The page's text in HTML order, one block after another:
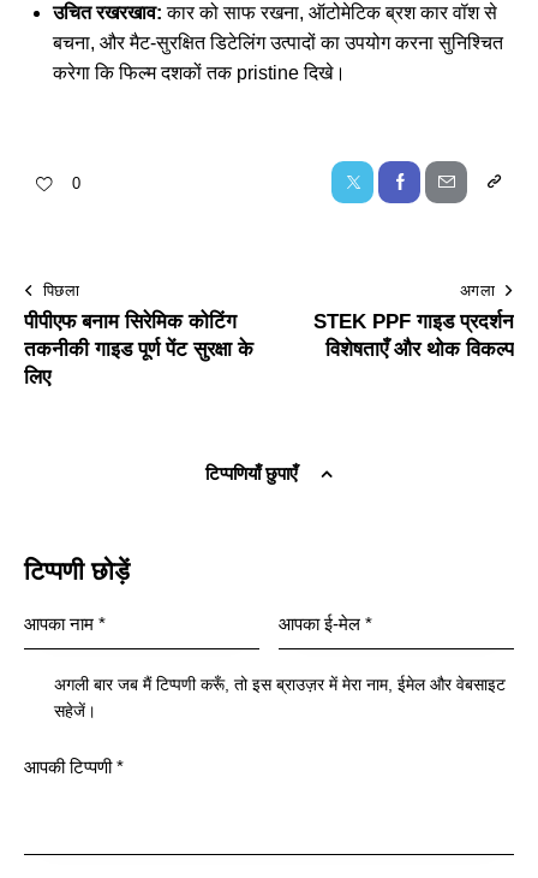
उचित रखरखाव: कार को साफ रखना, ऑटोमेटिक ब्रश कार वॉश से
बचना, और मैट-सुरक्षित डिटेलिंग उत्पादों का उपयोग करना सुनिश्चित
करेगा कि फिल्म दशकों तक pristine दिखे।
0
पिछला
पीपीएफ बनाम सिरेमिक कोटिंग
तकनीकी गाइड पूर्ण पेंट सुरक्षा के
लिए
अगला
STEK PPF गाइड प्रदर्शन
विशेषताएँ और थोक विकल्प
टिप्पणियाँ छुपाएँ
टिप्पणी छोड़ें
अगली बार जब मैं टिप्पणी करूँ, तो इस ब्राउज़र में मेरा नाम, ईमेल और वेबसाइट
सहेजें।